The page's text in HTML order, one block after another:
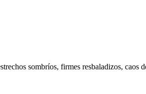
sombríos, firmes resbaladizos, caos